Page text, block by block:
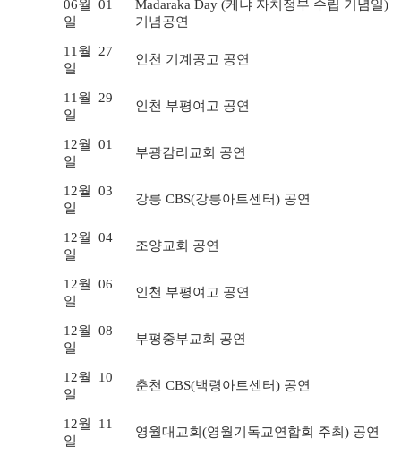
06월
01
일
Madaraka Day (케냐 자치정부 수립 기념일)
기념공연
11월
27
일
인천 기계공고 공연
11월
29
일
인천 부평여고 공연
12월
01
일
부광감리교회 공연
12월
03
일
강릉 CBS(강릉아트센터) 공연
12월
04
일
조양교회 공연
12월
06
일
인천 부평여고 공연
12월
08
일
부평중부교회 공연
12월
10
일
춘천 CBS(백령아트센터) 공연
12월
11
일
영월대교회(영월기독교연합회 주최) 공연